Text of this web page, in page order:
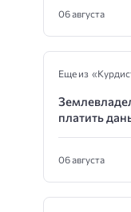
06 августа
Еще из
платить
06 августа